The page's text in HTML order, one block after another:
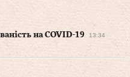
на COVID-19
13:34